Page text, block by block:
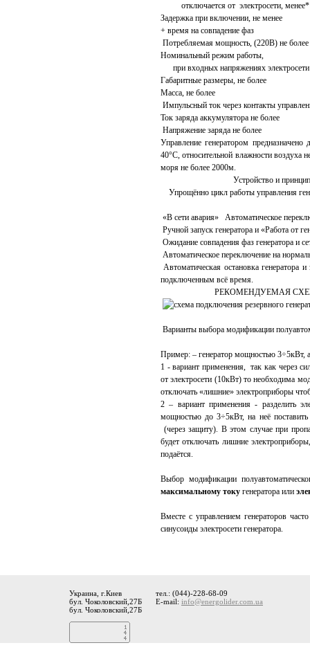
отключается от
Задержка при
+ время на
Потребляемая мощность,
Номинальный режим работы,
при входных напряжениях
Габаритные размеры,
Масса, не
Импульсный ток через контакты
Ток заряда
Напряжение заряда
Управление генератором
40°С, относительной влажности воздуха
моря не более 2000м.
Устройство и принцип
Упрощённо цикл работы управления
«В сети авария» Автоматическое
Ручной запуск генератора и «Работа
Ожидание совпадения фаз генератора и
Автоматическое переключение на
Автоматическая остановка генератора
подключенным всё время.
РЕКОМЕНДУЕМАЯ СХЕМА
Варианты выбора модификации
Пример: – генератор мощностью 3÷5кВт,
1 - вариант применения, так как через
от электросети (10кВт) то необходима
отключать «лишние» электроприборы
2 – вариант применения - разделить
мощностью до 3÷5кВт, на неё
(через защиту). В этом случае при
будет отключать лишние
подаётся.
Выбор модификации
максимальному току генератора или
Вместе с управлением генераторов
синусоиды электросети генератора.
Украина, г.Киев
бул. Чоколовский,27Б
бул. Чоколовский,27Б
тел.: (044)-228-68-09
E-mail: info@energolider.com.ua